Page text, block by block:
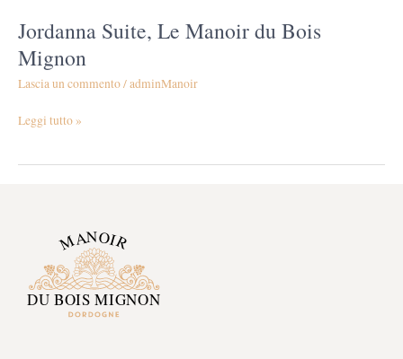
Jordanna Suite, Le Manoir du Bois
Mignon
Lascia un commento/adminManoir
Leggi tutto »